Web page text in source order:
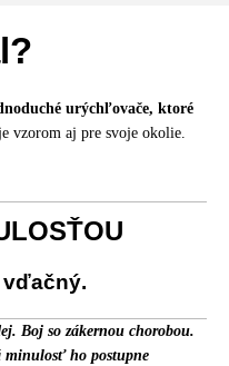
urýchľovače, ktoré
vzorom aj pre svoje okolie.
Boj so zákernou chorobou.
minulosť ho postupne